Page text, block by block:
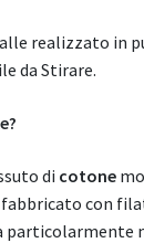
realizzato in
da Stirare.
di cotone
con